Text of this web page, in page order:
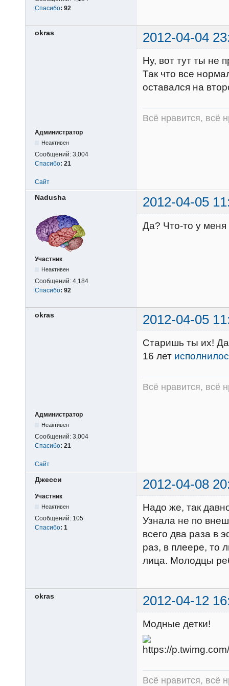
Спасибо: 92
okras 2012-04-04
Администратор
Неактивен
Сообщений: 3,004
Спасибо: 21
Ну, вот тут ты не
Так что все
оставался на
Всё нравится, всё
Сайт
Nadusha 2012-04-05
Участник
Неактивен
Сообщений: 4,184
Спасибо: 92
Да? Что-то у меня
okras 2012-04-05
Администратор
Неактивен
Сообщений: 3,004
Спасибо: 21
Старишь ты их!
16 лет
Всё нравится, всё
Сайт
Джесси 2012-04-08
Участник
Неактивен
Сообщений: 105
Спасибо: 1
Надо же, так
Узнала не по
всего два раза в
раз, в плеере, то
лица. Молодцы
okras 2012-04-12
Модные детки!
Всё нравится, всё